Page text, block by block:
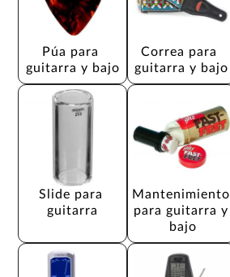
Púa para
guitarra y bajo
Correa para
guitarra y bajo
Slide para
guitarra
Mantenimiento
para guitarra y
bajo